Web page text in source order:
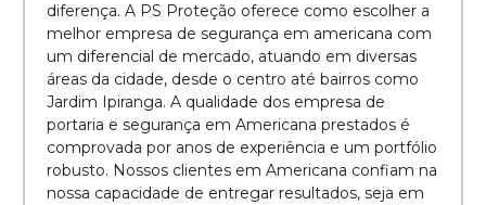
diferença. A PS Proteção oferece como escolher a
melhor empresa de segurança em americana com
um diferencial de mercado, atuando em diversas
áreas da cidade, desde o centro até bairros como
Jardim Ipiranga. A qualidade dos empresa de
portaria e segurança em Americana prestados é
comprovada por anos de experiência e um portfólio
robusto. Nossos clientes em Americana confiam na
nossa capacidade de entregar resultados, seja em